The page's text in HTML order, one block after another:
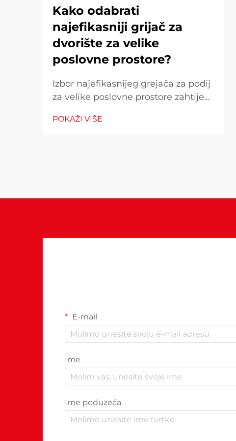
Kako odabrati
najefikasniji grijač za
dvorište za velike
poslovne prostore?
Izbor najefikasnijeg grejača za podij
za velike poslovne prostore zahtijeva
koji izravno utječu na operativne
POKAŽI VIŠE
E-mail
Ime
Ime poduzeća